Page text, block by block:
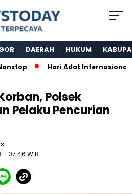
DAERAH HUKUM
Hari Adat Internasional Ke
Polsek
Pelaku Pencurian
- 07:46 WIB